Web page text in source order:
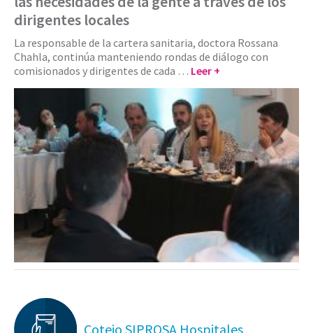
dirigentes locales
La responsable de la cartera sanitaria, doctora Rossana
Chahla, continúa manteniendo rondas de diálogo con
comisionados y dirigentes de cada … Leer +
Cotejo SIPROSA Hospitales